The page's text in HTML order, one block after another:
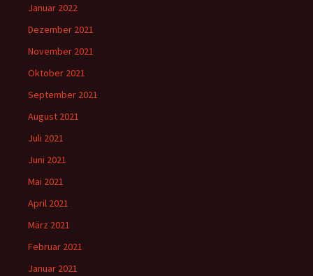
Januar 2022
Dezember 2021
November 2021
Oktober 2021
September 2021
August 2021
Juli 2021
Juni 2021
Mai 2021
April 2021
März 2021
Februar 2021
Januar 2021